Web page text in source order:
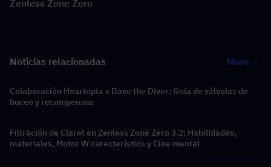
Zenless Zone Zero
Noticias relacionadas More
Colaboración Heartopia × Dave the Diver: Guía de válvulas de
buceo y recompensas
Filtración de Claret en Zenless Zone Zero 3.2: Habilidades,
materiales, Motor W característico y Cine mental